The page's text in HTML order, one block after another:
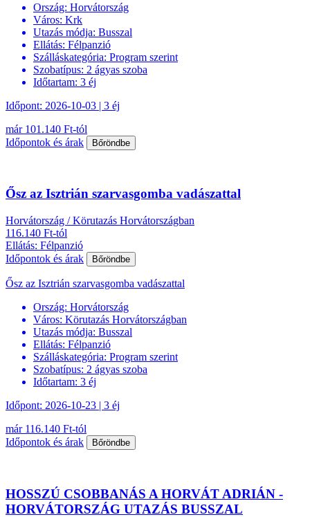
Ország: Horvátország
Város: Krk
Utazás módja: Busszal
Ellátás: Félpanzió
Szálláskategória: Program szerint
Szobatípus: 2 ágyas szoba
Időtartam: 3 éj
Időpont: 2026-10-03 | 3 éj
már 101.140 Ft-tól
Időpontok és árak
Bőröndbe
Ősz az Isztrián szarvasgomba vadászattal
Horvátország / Körutazás Horvátországban
116.140 Ft-tól
Ellátás: Félpanzió
Időpontok és árak
Bőröndbe
Ősz az Isztrián szarvasgomba vadászattal
Ország: Horvátország
Város: Körutazás Horvátországban
Utazás módja: Busszal
Ellátás: Félpanzió
Szálláskategória: Program szerint
Szobatípus: 2 ágyas szoba
Időtartam: 3 éj
Időpont: 2026-10-23 | 3 éj
már 116.140 Ft-tól
Időpontok és árak
Bőröndbe
HOSSZÚ CSOBBANÁS A HORVÁT ADRIÁN -
HORVÁTORSZÁG UTAZÁS BUSSZAL